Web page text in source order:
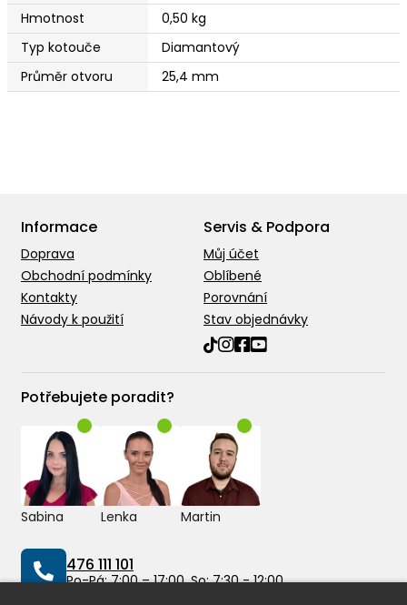
Hmotnost
0,50 kg
Typ kotouče
Diamantový
Průměr otvoru
25,4 mm
Informace
Doprava
Obchodní podmínky
Kontakty
Návody k použití
Servis & Podpora
Můj účet
Oblíbené
Porovnání
Stav objednávky
Potřebujete poradit?
Sabina Lenka Martin
476 111 101
Po-Pá: 7:00 – 17:00, So: 7:30 - 12:00